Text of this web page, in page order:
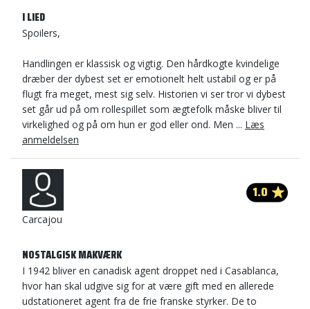
I LIED
Spoilers,
Handlingen er klassisk og vigtig. Den hårdkogte kvindelige
dræber der dybest set er emotionelt helt ustabil og er på
flugt fra meget, mest sig selv. Historien vi ser tror vi dybest
set går ud på om rollespillet som ægtefolk måske bliver til
virkelighed og på om hun er god eller ond. Men ... Læs
anmeldelsen
Carcajou
1.0
NOSTALGISK MAKVÆRK
I 1942 bliver en canadisk agent droppet ned i Casablanca,
hvor han skal udgive sig for at være gift med en allerede
udstationeret agent fra de frie franske styrker. De to